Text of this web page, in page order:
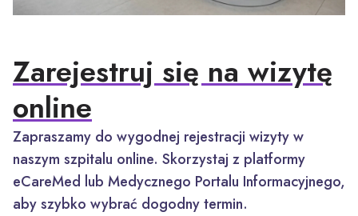
Zarejestruj się na wizytę
online
Zapraszamy do wygodnej rejestracji wizyty w
naszym szpitalu online. Skorzystaj z platformy
eCareMed lub Medycznego Portalu Informacyjnego,
aby szybko wybrać dogodny termin.